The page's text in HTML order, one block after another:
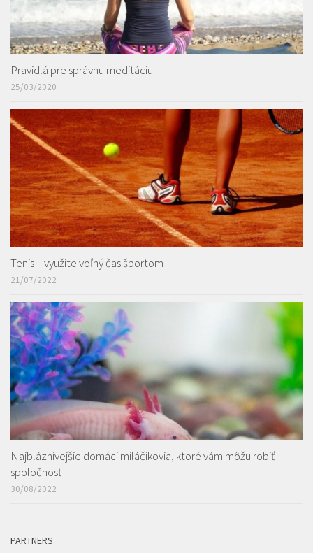
Pravidlá pre správnu meditáciu
25/03/2020
Tenis – využite voľný čas športom
21/07/2022
Najbláznivejšie domáci miláčikovia, ktoré vám môžu robiť
spoločnosť
30/08/2022
PARTNERS